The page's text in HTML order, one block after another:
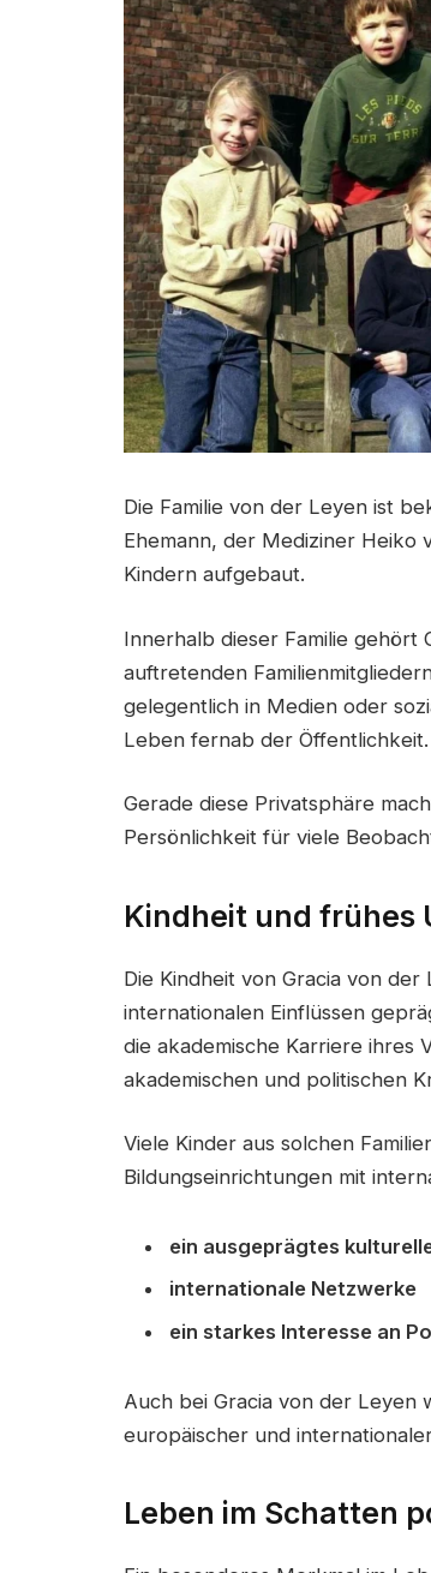
Die Familie von der Leyen ist
Ehemann, der Mediziner Heiko
Kindern aufgebaut.
Innerhalb dieser Familie
auftretenden
gelegentlich in Medien oder
Leben fernab der Öffentlichkeit.
Gerade diese Privatsphäre
Persönlichkeit für viele
Kindheit und frühes
Die Kindheit von Gracia von
internationalen Einflüssen
die akademische Karriere ihres
akademischen und politischen
Viele Kinder aus solchen
Bildungseinrichtungen mit
ein ausgeprägtes
internationale Netzwerke
ein starkes Interesse an
Auch bei Gracia von der Leyen
europäischer und
Leben im Schatten